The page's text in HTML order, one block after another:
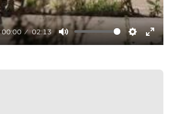
00:00 02:13
Mute Settings
Enter